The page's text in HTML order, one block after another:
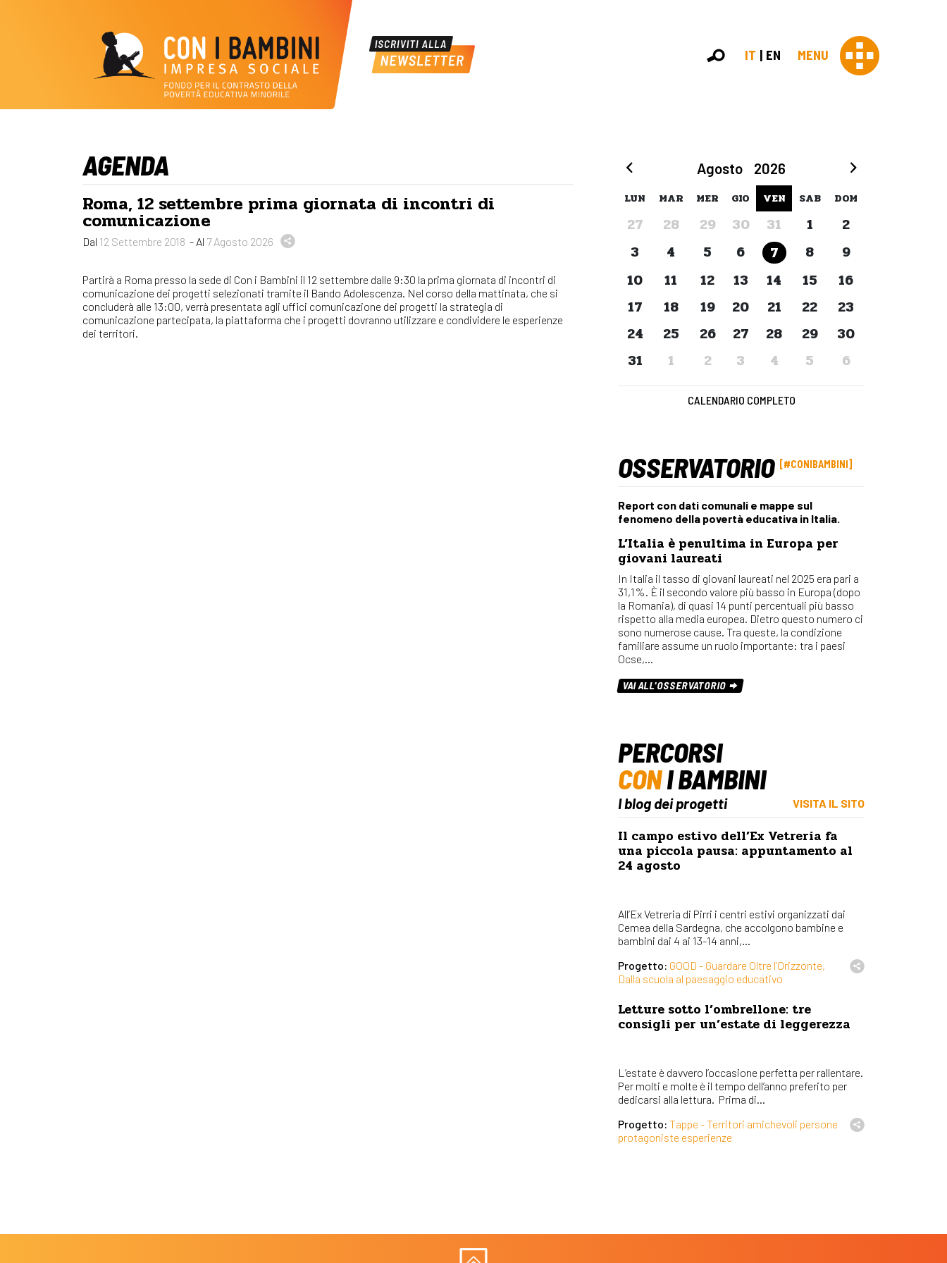
IT EN MENU
AGENDA
Roma, 12 settembre prima giornata di incontri di
comunicazione
Dal 12 Settembre 2018 - Al 7 Agosto 2026
Partirà a Roma presso la sede di Con i Bambini il 12 settembre dalle 9:30 la prima giornata di incontri di
comunicazione dei progetti selezionati tramite il Bando Adolescenza. Nel corso della mattinata, che si
concluderà alle 13:00, verrà presentata agli uffici comunicazione dei progetti la strategia di
comunicazione partecipata, la piattaforma che i progetti dovranno utilizzare e condividere le esperienze
dei territori.
Agosto 2026
LUN MAR MER GIO VEN SAB DOM
27 28 29 30 31 1
2
3
4 5 6 7 8
9
10
11 12 13 14 15
16
17
18 19 20 21 22
23
24
25 26 27 28 29
30
31
1 2 3 4 5 6
CALENDARIO COMPLETO
OSSERVATORIO #CONIBAMBINI
Report con dati comunali e mappe sul
fenomeno della povertà educativa in Italia.
L’Italia è penultima in Europa per
giovani laureati
In Italia il tasso di giovani laureati nel 2025 era pari a
31,1%. È il secondo valore più basso in Europa (dopo
la Romania), di quasi 14 punti percentuali più basso
rispetto alla media europea. Dietro questo numero ci
sono numerose cause. Tra queste, la condizione
familiare assume un ruolo importante: tra i paesi
Ocse,…
VAI ALL'OSSERVATORIO
PERCORSI
CONI BAMBINI
I blog dei progetti VISITA IL SITO
Il campo estivo dell’Ex Vetreria fa
una piccola pausa: appuntamento al
24 agosto
All’Ex Vetreria di Pirri i centri estivi organizzati dai
Cemea della Sardegna, che accolgono bambine e
bambini dai 4 ai 13-14 anni,...
Progetto: GOOD - Guardare Oltre l’Orizzonte,
Dalla scuola al paesaggio educativo
Letture sotto l’ombrellone: tre
consigli per un’estate di leggerezza
L’estate è davvero l’occasione perfetta per rallentare.
Per molti e molte è il tempo dell’anno preferito per
dedicarsi alla lettura. Prima di...
Progetto: Tappe - Territori amichevoli persone
protagoniste esperienze